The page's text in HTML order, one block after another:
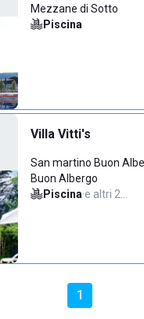
Mezzane di Sotto
Piscina
Villa Vitti's
San martino Buon
Buon Albergo
Piscina·e altri 2…
1